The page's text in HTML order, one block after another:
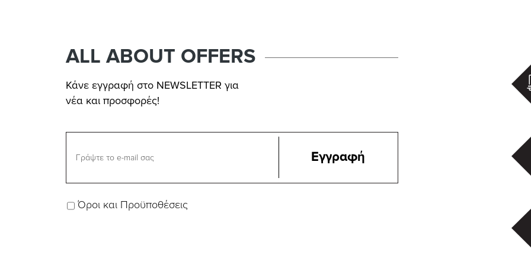
ALL ABOUT OFFERS
Κάνε εγγραφή στο NEWSLETTER για
νέα και προσφορές!
Όροι και Προϋποθέσεις